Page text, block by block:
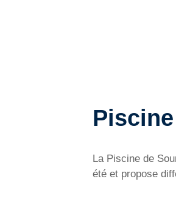
La Piscine de
été et propose